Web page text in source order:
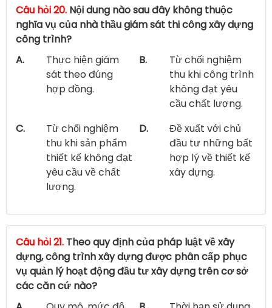
Câu hỏi 20. Nội dung nào sau đây không thuộc
nghĩa vụ của nhà thầu giám sát thi công xây dựng
công trình?
A.
Thực hiện giám
sát theo đúng
hợp đồng.
B.
Từ chối nghiệm
thu khi công trình
không đạt yêu
cầu chất lượng.
C.
Từ chối nghiệm
thu khi sản phẩm
thiết kế không đạt
yêu cầu về chất
lượng.
D.
Đề xuất với chủ
đầu tư những bất
hợp lý về thiết kế
xây dựng.
Câu hỏi 21. Theo quy định của pháp luật về xây
dựng, công trình xây dựng được phân cấp phục
vụ quản lý hoạt động đầu tư xây dựng trên cơ sở
các căn cứ nào?